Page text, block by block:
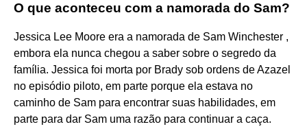
O que aconteceu com a namorada do Sam?
Jessica Lee Moore era a namorada de Sam Winchester ,
embora ela nunca chegou a saber sobre o segredo da
família. Jessica foi morta por Brady sob ordens de Azazel
no episódio piloto, em parte porque ela estava no
caminho de Sam para encontrar suas habilidades, em
parte para dar Sam uma razão para continuar a caça.